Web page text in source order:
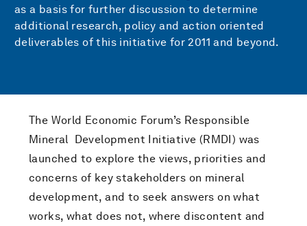
as a basis for further discussion to determine
additional research, policy and action oriented
deliverables of this initiative for 2011 and beyond.
The World Economic Forum’s Responsible
Mineral Development Initiative (RMDI) was
launched to explore the views, priorities and
concerns of key stakeholders on mineral
development, and to seek answers on what
works, what does not, where discontent and